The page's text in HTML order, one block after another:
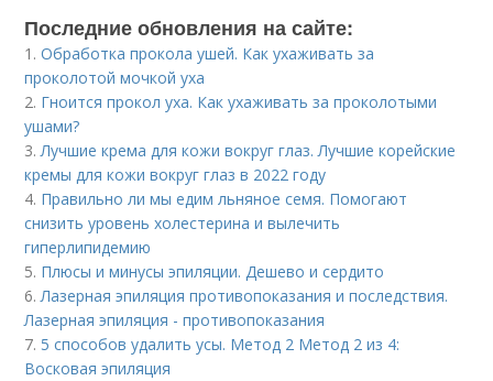
Последние обновления на сайте:
1.Обработка прокола ушей. Как ухаживать за
проколотой мочкой уха
2. Гноится прокол уха. Как ухаживать за проколотыми
ушами?
3.Лучшие крема для кожи вокруг глаз. Лучшие корейские
кремы для кожи вокруг глаз в 2022 году
4. Правильно ли мы едим льняное семя. Помогают
снизить уровень холестерина и вылечить
гиперлипидемию
5. Плюсы и минусы эпиляции. Дешево и сердито
6.Лазерная эпиляция противопоказания и последствия.
Лазерная эпиляция - противопоказания
7. 5 способов удалить усы. Метод 2 Метод 2 из 4:
Восковая эпиляция